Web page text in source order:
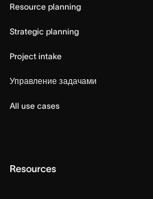
Resource planning
Strategic planning
Project intake
Управление задачами
All use cases
Resources